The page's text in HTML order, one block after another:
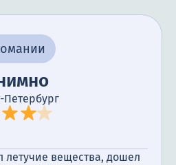
Петербург
летучие вещества, дошел